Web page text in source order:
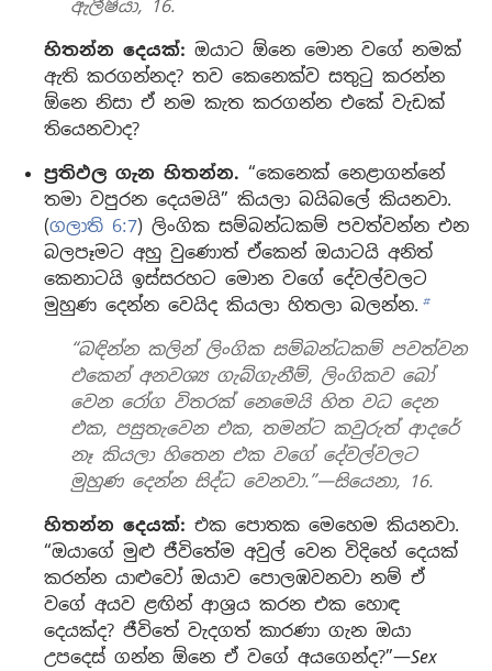
ඇලීෂියා, 16.
හිතන්න දෙයක්: ඔයාට ඕනෙ මොන වගේ නමක්
ඇති කරගන්නද? තව කෙනෙක්ව සතුටු කරන්න
ඕනෙ නිසා ඒ නම කැත කරගන්න එකේ වැඩක්
තියෙනවාද?
ප්‍රතිඵල ගැන හිතන්න. “කෙනෙක් නෙළාගන්නේ
තමා වපුරන දෙයමයි” කියලා බයිබලේ කියනවා.
(ගලාති 6:7) ලිංගික සම්බන්ධකම් පවත්වන්න එන
බලපෑමට අහු වුණොත් ඒකෙන් ඔයාටයි අනිත්
කෙනාටයි ඉස්සරහට මොන වගේ දේවල්වලට
මුහුණ දෙන්න වෙයිද කියලා හිතලා බලන්න. b
“බඳින්න කලින් ලිංගික සම්බන්ධකම් පවත්වන
එකෙන් අනවශ්‍ය ගැබ්ගැනීම්, ලිංගිකව බෝ
වෙන රෝග විතරක් නෙමෙයි හිත වධ දෙන
එක, පසුතැවෙන එක, තමන්ට කවුරුත් ආදරේ
නෑ කියලා හිතෙන එක වගේ දේවල්වලට
මුහුණ දෙන්න සිද්ධ වෙනවා.”—සියෙනා, 16.
හිතන්න දෙයක්: එක පොතක මෙහෙම කියනවා.
“ඔයාගේ මුළු ජීවිතේම අවුල් වෙන විදිහේ දෙයක්
කරන්න යාළුවෝ ඔයාව පොලඹවනවා නම් ඒ
වගේ අයව ළඟින් ආශ්‍රය කරන එක හොඳ
දෙයක්ද? ජීවිතේ වැදගත් කාරණා ගැන ඔයා
උපදෙස් ගන්න ඕනෙ ඒ වගේ අයගෙන්ද?”—Sex